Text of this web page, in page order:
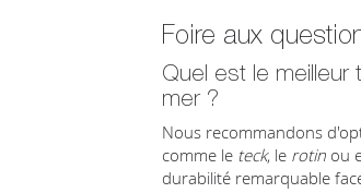
Foire aux
Quel est le meilleur
mer ?
Nous recommandons
comme le teck, le rotinou
durabilité remarquable